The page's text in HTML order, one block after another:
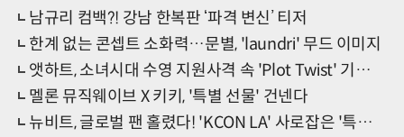
남규리 컴백?! 강남 한복판 ‘파격 변신’ 티저
한계 없는 콘셉트 소화력…문별, 'laundri' 무드 이미지
앳하트, 소녀시대 수영 지원사격 속 'Plot Twist' 기대 증폭
멜론 뮤직웨이브 X 키키, '특별 선물' 건넨다
뉴비트, 글로벌 팬 홀렸다! 'KCON LA' 사로잡은 '특별 퍼포'